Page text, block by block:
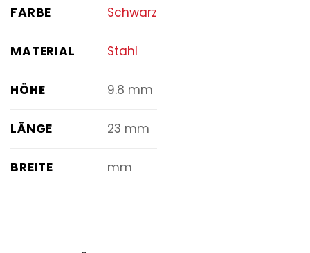
FARBE Schwarz
MATERIAL Stahl
HÖHE 9.8 mm
LÄNGE 23 mm
BREITE mm